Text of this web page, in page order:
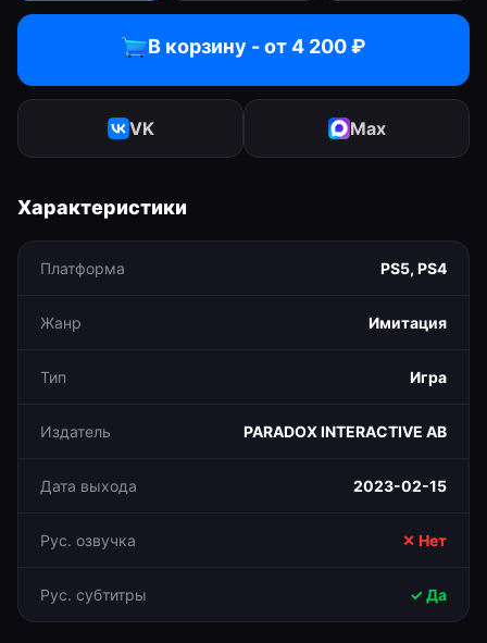
В корзину - от4 200₽
VK Max
Характеристики
Платформа PS5, PS4
Жанр Имитация
Тип Игра
Издатель PARADOX INTERACTIVE AB
Дата выхода 2023-02-15
Рус. озвучка ✕ Нет
Рус. субтитры ✓ Да